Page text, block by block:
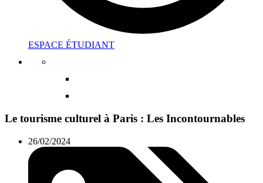
ESPACE ÉTUDIANT
Le tourisme culturel à Paris : Les Incontournables
26/02/2024